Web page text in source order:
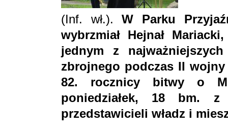
(Inf. wł.).W Parku
wybrzmiał Hejnał
jednym z
zbrojnego podczas II
82. rocznicy bitwy o
poniedziałek, 18 bm. z
przedstawicieli władz i